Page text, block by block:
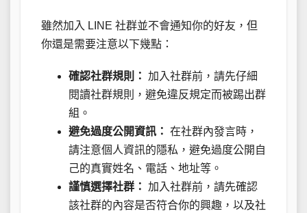
雖然加入 LINE 社群並不會通知你的好友，但
你還是需要注意以下幾點：
確認社群規則： 加入社群前，請先仔細
閱讀社群規則，避免違反規定而被踢出群
組。
避免過度公開資訊： 在社群內發言時，
請注意個人資訊的隱私，避免過度公開自
己的真實姓名、電話、地址等。
謹慎選擇社群： 加入社群前，請先確認
該社群的內容是否符合你的興趣，以及社